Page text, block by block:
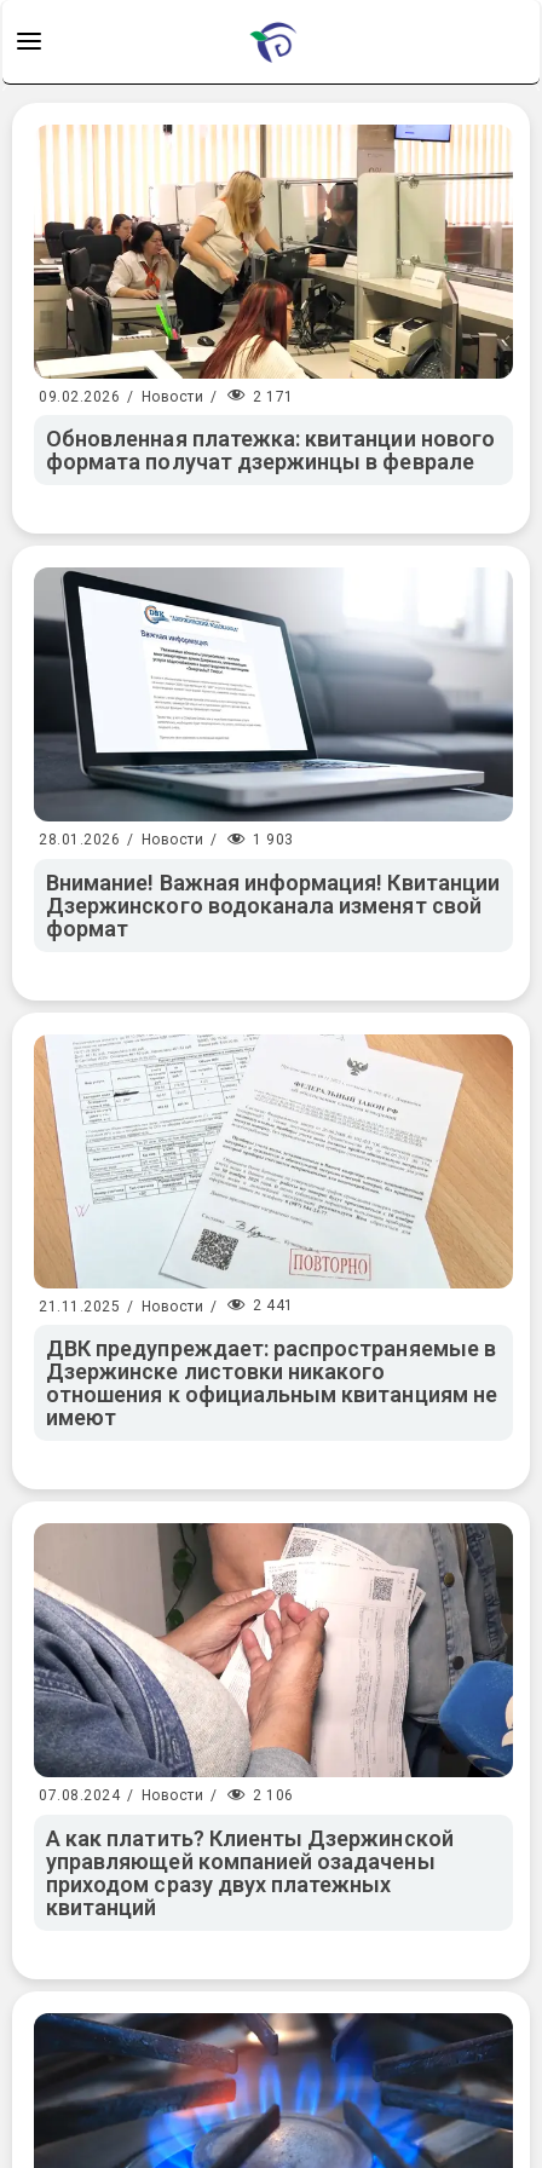
09.02.2026 / Новости / 2 171
Обновленная платежка: квитанции нового
формата получат дзержинцы в феврале
28.01.2026 / Новости / 1 903
Внимание! Важная информация! Квитанции
Дзержинского водоканала изменят свой
формат
21.11.2025 / Новости / 2 441
ДВК предупреждает: распространяемые в
Дзержинске листовки никакого
отношения к официальным квитанциям не
имеют
07.08.2024 / Новости / 2 106
А как платить? Клиенты Дзержинской
управляющей компанией озадачены
приходом сразу двух платежных
квитанций